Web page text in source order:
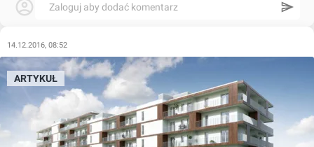
Zaloguj aby dodać komentarz
14.12.2016, 08:52
ARTYKUŁ